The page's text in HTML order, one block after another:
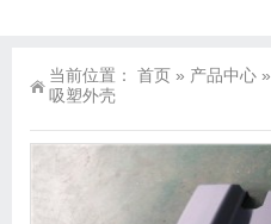
当前位置： 首页 » 产品中心 »
吸塑外壳